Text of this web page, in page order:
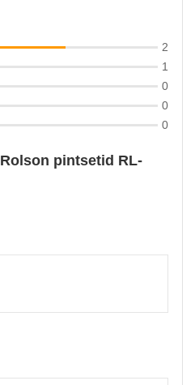
2
1
0
0
0
Rolson pintsetid RL-